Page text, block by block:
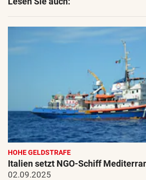
HOHE GELDSTRAFE
Italien setzt NGO-Schiff
02.09.2025